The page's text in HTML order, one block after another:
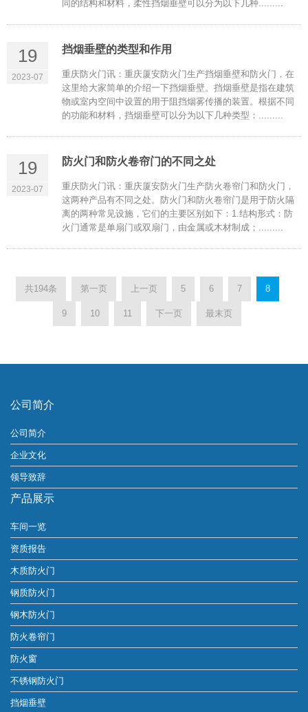
同的结构和材料，柔性挡烟垂壁可以分为以下几种.........
19
2023-07
挡烟垂壁的类型和作用
重庆防火门讯：重庆厦安防火门生产挡烟垂壁和防火门，在
这里给大家简单的介绍一下挡烟垂壁。挡烟垂壁是指在建筑
物或室内空间中设置的用于阻挡烟雾传播的装置。根据不同
的功能和材料，挡烟垂壁可以分为以下几种类型：.........
19
2023-07
防火门和防火卷帘门的不同之处
重庆防火门讯：重庆厦安防火门生产防火卷帘门和防火门，
这两种产品有不同之处。防火门和防火卷帘门是用于防火隔
离的两种常见设施，它们的主要区别如下：1.结构形式：防
火门通常是单扇门或双扇门，由金属或木材制成；.........
共194条 第一页 上一页 5 6 7 8
9 10 11 下一页 最末页
公司简介
公司简介
企业文化
领导致辞
产品展示
车间一览
资质报告
木质防火门
钢质防火门
钢木防火门
防火卷帘门
防火窗
不锈钢防火门
挡烟垂壁